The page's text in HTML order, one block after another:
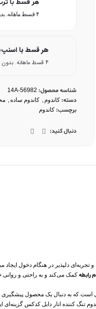
هر قسط با
۴ قسط ماهانه. بدون سود، چک و ضامن.
هر قسط با
۴ قسط ماهانه. بدون سود، چک و ضامن.
شناسه محصول: 14A-56982
دسته: کاندوم , کاندوم ساده,
برچسب: کاندوم
دنبال کنید:
تجربه‌ای دلپذیر در هنگام دخول ایجاد
رابطه کمک می‌کند و به راحتی و
است که به دنبال یک محصول پیشگیری
تنگ کننده انار دابل کدکس